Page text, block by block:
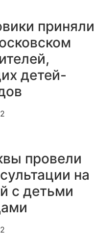
приняли
детей-
провели
на
с детьми